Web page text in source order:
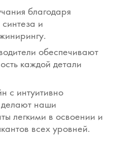
благодаря
и
обеспечивают
каждой детали
с интуитивно
наши
легкими в освоении и
всех уровней.